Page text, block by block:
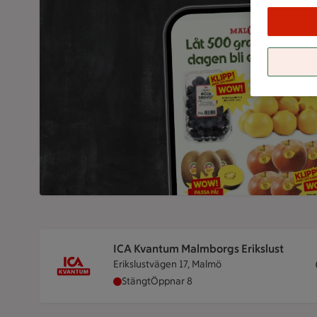
ICA Kvantum Malmborgs Erikslust
Erikslustvägen 17, Malmö
ICA Kvantum Malmborgs Erikslust har
StängtÖppnar 8